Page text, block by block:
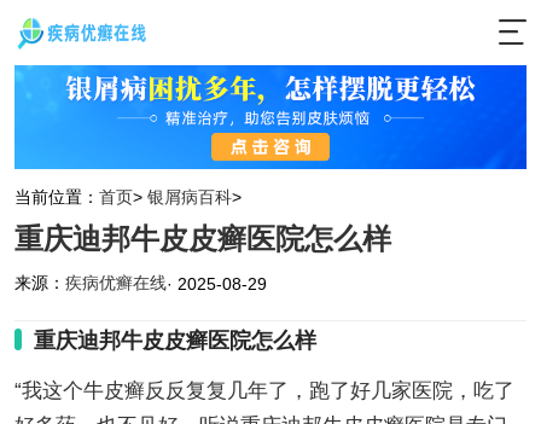
当前位置： 首页> 银屑病百科>
重庆迪邦牛皮皮癣医院怎么样
来源： 疾病优癣在线· 2025-08-29
重庆迪邦牛皮皮癣医院怎么样
“我这个牛皮癣反反复复几年了，跑了好几家医院，吃了